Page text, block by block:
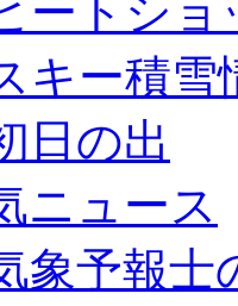
ートショ
キー積雪
日の出
ニュース
象予報士